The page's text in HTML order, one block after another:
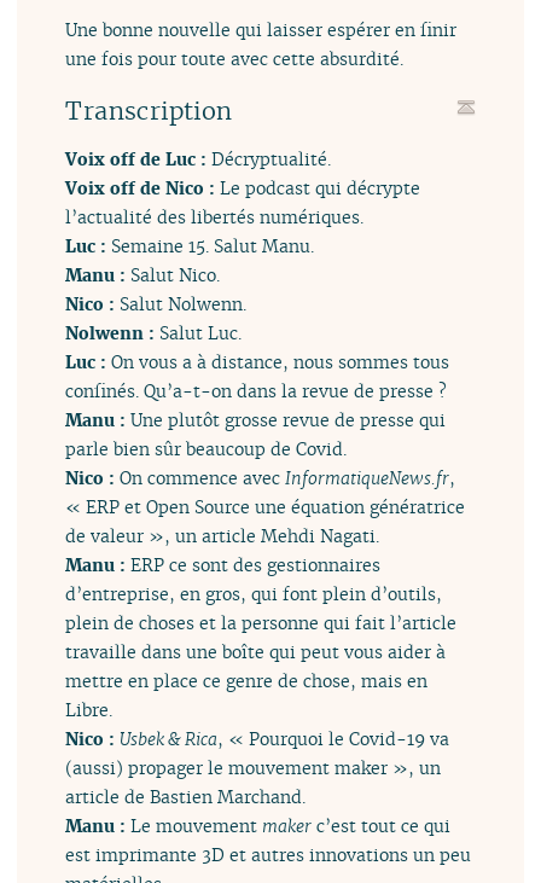
Une bonne nouvelle qui laisser espérer en finir
une fois pour toute avec cette absurdité.
Transcription
Voix off de Luc :Décryptualité.
Voix off de Nico :Le podcast qui décrypte
l’actualité des libertés numériques.
Luc : Semaine 15. Salut Manu.
Manu : Salut Nico.
Nico : Salut Nolwenn.
Nolwenn : Salut Luc.
Luc :On vous a à distance, nous sommes tous
confinés. Qu’a-t-on dans la revue de presse ?
Manu :Une plutôt grosse revue de presse qui
parle bien sûr beaucoup de Covid.
Nico :On commence avec InformatiqueNews.fr,
« ERP et Open Source une équation génératrice
de valeur », un article Mehdi Nagati.
Manu :ERP ce sont des gestionnaires
d’entreprise, en gros, qui font plein d’outils,
plein de choses et la personne qui fait l’article
travaille dans une boîte qui peut vous aider à
mettre en place ce genre de chose, mais en
Libre.
Nico : Usbek & Rica, « Pourquoi le Covid-19 va
(aussi) propager le mouvement maker », un
article de Bastien Marchand.
Manu :Le mouvement maker c’est tout ce qui
est imprimante 3D et autres innovations un peu